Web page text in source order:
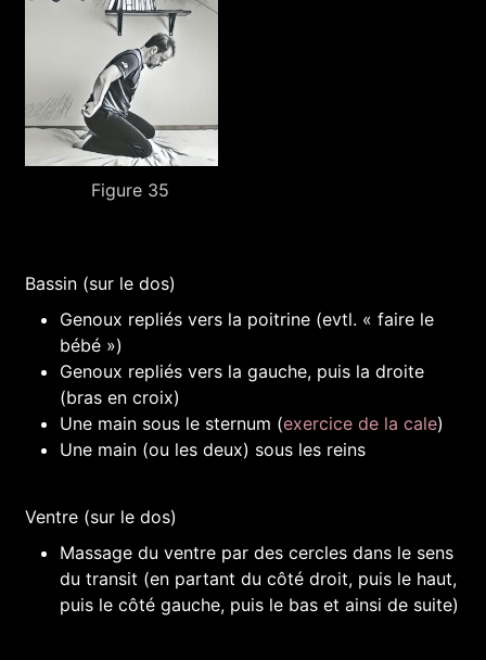
Figure 35
Bassin (sur le dos)
Genoux repliés vers la poitrine (evtl. « faire le
bébé »)
Genoux repliés vers la gauche, puis la droite
(bras en croix)
Une main sous le sternum (exercice de la cale)
Une main (ou les deux) sous les reins
Ventre (sur le dos)
Massage du ventre par des cercles dans le sens
du transit (en partant du côté droit, puis le haut,
puis le côté gauche, puis le bas et ainsi de suite)